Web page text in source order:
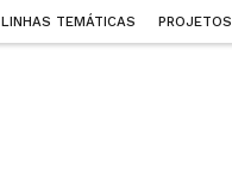
LINHAS TEMÁTICAS PROJETOS